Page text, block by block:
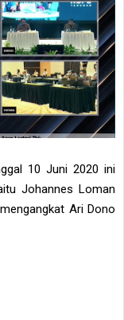
10 Juni 2020 ini
Johannes Loman
Ari Dono